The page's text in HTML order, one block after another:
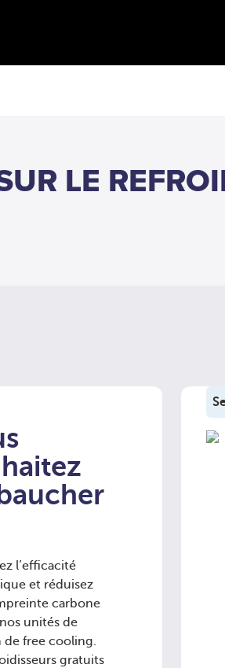
LE
l’efficacité
et réduisez
carbone
unités de
de free cooling.
gratuits